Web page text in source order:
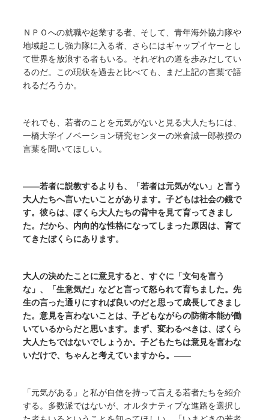
ＮＰＯへの就職や起業する者、そして、青年海外協力隊や
地域起こし強力隊に入る者、さらにはギャップイヤーとし
て世界を放浪する者もいる。それぞれの道を歩みだしてい
るのだ。この現状を過去と比べても、まだ上記の言葉で語
れるだろうか。
それでも、若者のことを元気がないと見る大人たちには、
一橋大学イノベーション研究センターの米倉誠一郎教授の
言葉を聞いてほしい。
――若者に説教するよりも、「若者は元気がない」と言う
大人たちへ言いたいことがあります。子どもは社会の鏡で
す。彼らは、ぼくら大人たちの背中を見て育ってきまし
た。だから、内向的な性格になってしまった原因は、育て
てきたぼくらにあります。
大人の決めたことに意見すると、すぐに「文句を言う
な」、「生意気だ」などと言って怒られて育ちました。先
生の言った通りにすれば良いのだと思って成長してきまし
た。意見を言わないことは、子どもながらの防衛本能が働
いているからだと思います。まず、変わるべきは、ぼくら
大人たちではないでしょうか。子どもたちは意見を言わな
いだけで、ちゃんと考えていますから。――
「元気がある」と私が自信を持って言える若者たちを紹介
する。多数派ではないが、オルタナティブな進路を選択し